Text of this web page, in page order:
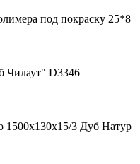
под покраску 25*8
Чилаут" D3346
1500х130х15/3 Дуб Натур